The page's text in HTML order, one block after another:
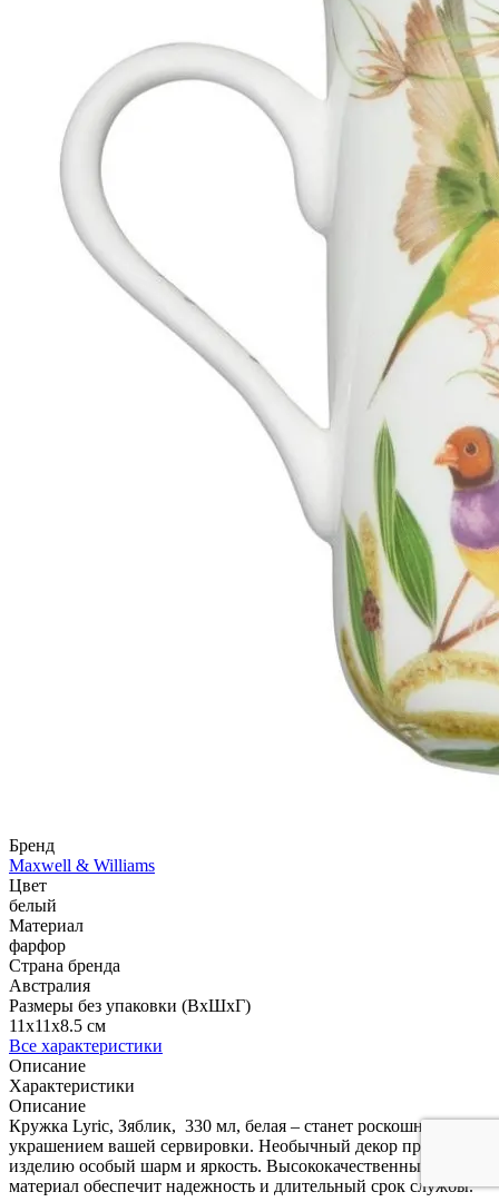
Бренд
Maxwell & Williams
Цвет
белый
Материал
фарфор
Страна бренда
Австралия
Размеры без упаковки (ВхШхГ)
11x11x8.5 см
Все характеристики
Описание
Характеристики
Описание
Кружка Lyric, Зяблик, 330 мл, белая – станет роскошным
украшением вашей сервировки. Необычный декор придает
изделию особый шарм и яркость. Высококачественный
материал обеспечит надежность и длительный срок службы.